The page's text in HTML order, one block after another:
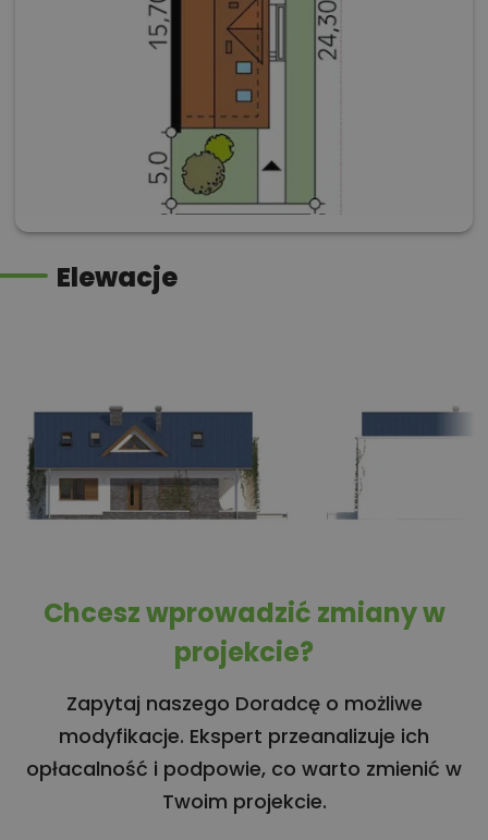
Elewacje
Chcesz wprowadzić zmiany w
projekcie?
Zapytaj naszego Doradcę o możliwe
modyfikacje. Ekspert przeanalizuje ich
opłacalność i podpowie, co warto zmienić w
Twoim projekcie.